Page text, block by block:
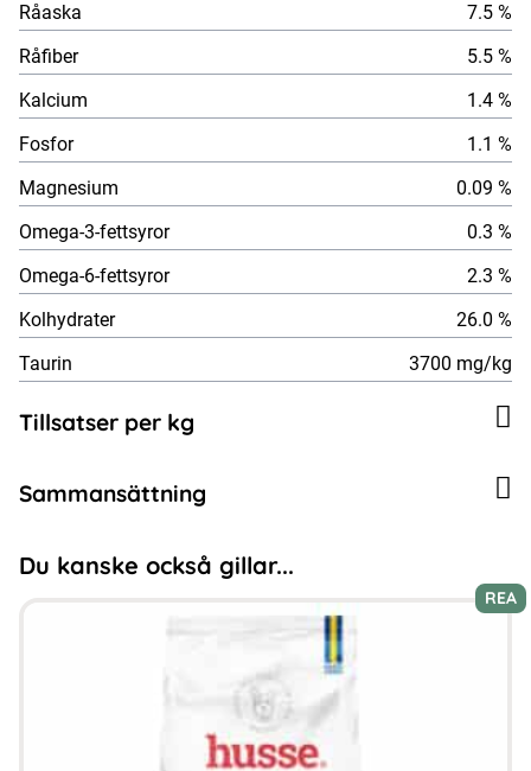
Råaska
7.5 %
Råfiber
5.5 %
Kalcium
1.4 %
Fosfor
1.1 %
Magnesium
0.09 %
Omega-3-fettsyror
0.3 %
Omega-6-fettsyror
2.3 %
Kolhydrater
26.0 %
Taurin
3700 mg/kg
Tillsatser per kg
Sammansättning
Du kanske också gillar...
REA